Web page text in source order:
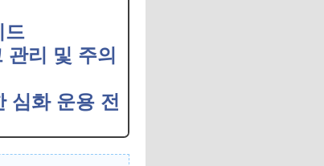
드
리 및 주의
심화 운용 전